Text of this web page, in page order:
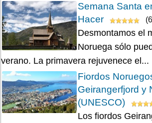
Semana Santa
Hacer
Desmontamos el
Noruega sólo
verano. La primavera rejuvenece el...
Fiordos
Geirangerfjord y
(UNESCO)
Los fiordos